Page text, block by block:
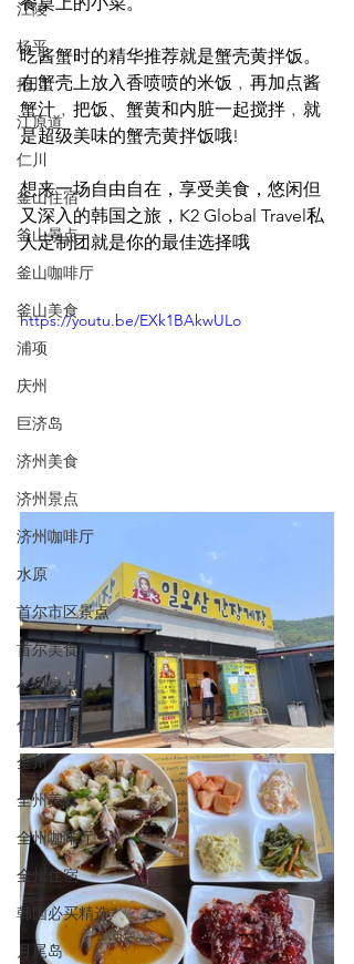
江陵
杨平
抱川
江原道
仁川
釜山住宿
釜山景点
釜山咖啡厅
釜山美食
浦项
庆州
巨济岛
济州美食
济州景点
济州咖啡厅
水原
首尔市区景点
首尔美食
仁川景点
仁川住宿
全州
全州美食
全州咖啡厅
全州住宿
韩国必买精选
月尾岛
吃酱蟹时的精华推荐就是蟹壳黄拌饭。
在蟹壳上放入香喷喷的米饭﹐再加点酱
蟹汁﹐把饭、蟹黄和内脏一起搅拌﹐就
是超级美味的蟹壳黄拌饭哦!
想来一场自由自在，享受美食，悠闲但
又深入的韩国之旅，K2 Global Travel私
人定制团就是你的最佳选择哦
https://youtu.be/EXk1BAkwULo